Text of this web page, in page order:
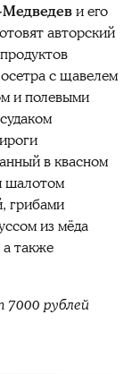
и его
авторский
с щавелем
и полевыми
в квасном
шалотом
грибами
из мёда
также
7000 рублей